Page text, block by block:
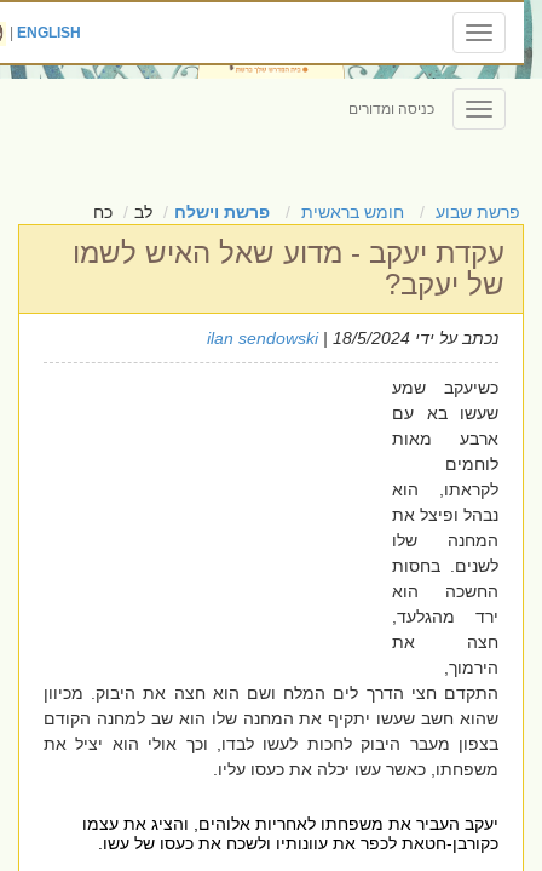
Toggle
navigation
ENGLISH
|
Toggle
navigation
כניסה ומדורים
פרשת שבוע חומש בראשית פרשת וישלח לב כח
עקדת יעקב - מדוע שאל האיש לשמו
של יעקב?
נכתב על ידי ilan sendowski| 18/5/2024
כשיעקב שמע
שעשו בא עם
ארבע מאות
לוחמים
לקראתו, הוא
נבהל ופיצל את
המחנה שלו
לשנים. בחסות
החשכה הוא
ירד מהגלעד,
חצה את
הירמוך,
התקדם חצי הדרך לים המלח ושם הוא חצה את היבוק. מכיוון
שהוא חשב שעשו יתקיף את המחנה שלו הוא שב למחנה הקודם
בצפון מעבר היבוק לחכות לעשו לבדו, וכך אולי הוא יציל את
משפחתו, כאשר עשו יכלה את כעסו עליו.
יעקב העביר את משפחתו לאחריות אלוהים, והציג את עצמו
כקורבן-חטאת לכפר את עוונותיו ולשכח את כעסו של עשו.